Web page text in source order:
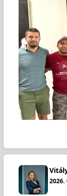
2026.